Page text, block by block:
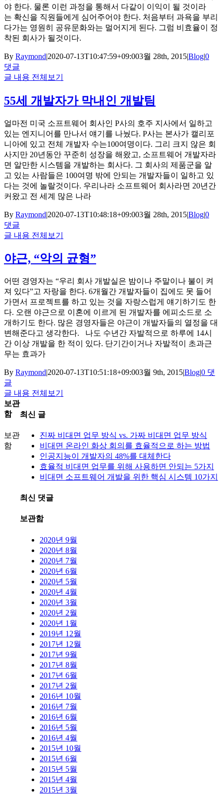
야 한다. 물론 이런 과정을 통해서 다같이 이익이 될 것이라
는 확신을 직원들에게 심어주어야 한다. 처음부터 과욕을 부리
다가는 영원히 공유문화와는 멀어지게 된다. 그럼 비효율이 정
착된 회사가 될것이다.
By Raymond|2020-07-13T10:47:59+09:003월 28th, 2015|Blog|0
댓글
글 내용 전체보기
55세 개발자가 막내인 개발팀
얼마전 미국 소프트웨어 회사인 P사의 호주 지사에서 일하고
있는 엔지니어를 만나서 얘기를 나눴다. P사는 본사가 캘리포
니아에 있고 전체 개발자 수는100여명이다. 그리 크지 않은 회
사지만 20년동안 꾸준히 성장을 해왔고, 소프트웨어 개발자라
면 알만한 시스템을 개발하는 회사다. 그 회사의 제품군을 알
고 있는 사람들은 100여명 밖에 안되는 개발자들이 일하고 있
다는 것에 놀랄것이다. 우리나라 소프트웨어 회사라면 20년간
커왔고 전 세계 많은 나라
By Raymond|2020-07-13T10:48:18+09:003월 28th, 2015|Blog|0
댓글
글 내용 전체보기
야근, “악의 균형”
어떤 경영자는 “우리 회사 개발실은 밤이나 주말이나 불이 켜
져 있다”고 자랑을 한다. 6개월간 개발자들이 집에도 못 들어
가면서 프로젝트를 하고 있는 것을 자랑스럽게 얘기하기도 한
다. 오랜 야근으로 이혼에 이르게 된 개발자를 에피소드로 소
개하기도 한다. 많은 경영자들은 야근이 개발자들의 열정을 대
변해준다고 생각한다. 나도 수년간 자발적으로 하루에 14시
간 이상 개발을 한 적이 있다. 단기간이거나 자발적이 초과근
무는 효과가
By Raymond|2020-07-13T10:51:18+09:003월 9th, 2015|Blog|0 댓
글
글 내용 전체보기
최신 글
진짜 비대면 업무 방식 vs. 가짜 비대면 업무 방식
비대면 온라인 화상 회의를 효율적으로 하는 방법
인공지능이 개발자의 48%를 대체한다
효율적 비대면 업무를 위해 사용하면 안되는 5가지
비대면 소프트웨어 개발을 위한 핵심 시스템 10가지
최신 댓글
보관함
2020년 9월
2020년 8월
2020년 7월
2020년 6월
2020년 5월
2020년 4월
2020년 3월
2020년 2월
2020년 1월
2019년 12월
2017년 12월
2017년 9월
2017년 8월
2017년 6월
2017년 2월
2016년 10월
2016년 7월
2016년 6월
2016년 5월
2016년 4월
2015년 10월
2015년 6월
2015년 5월
2015년 4월
2015년 3월
보관
함
보관
함